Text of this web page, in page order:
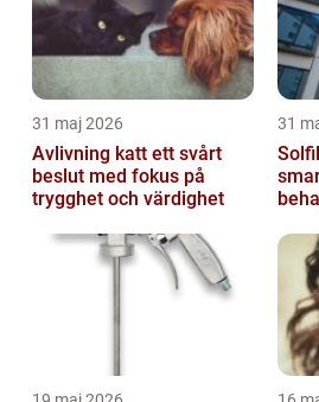
31 maj 2026
Avlivning katt ett svårt
beslut med fokus på
trygghet och värdighet
31